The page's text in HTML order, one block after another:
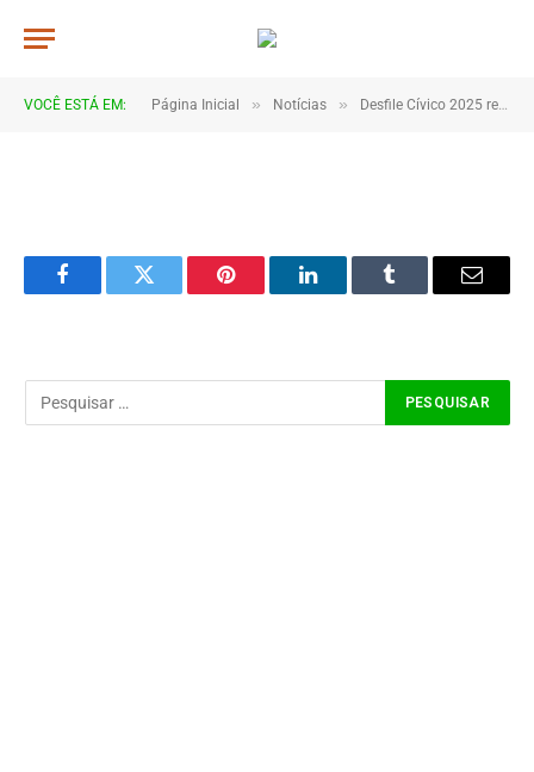
VOCÊ ESTÁ EM: Página Inicial » Notícias » Desfile Cívico 2025 reúne escolas e comunidades em Coroatá
0015
FacebookTwitter Pinterest LinkedInTumblr Email